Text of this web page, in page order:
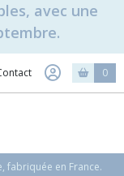
avec une
0
fabriquée en France.